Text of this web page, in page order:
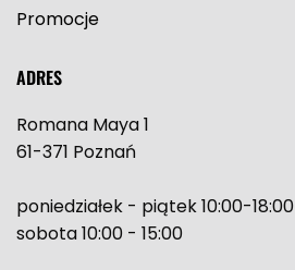
Promocje
ADRES
Romana Maya 1
61-371 Poznań
poniedziałek - piątek 10:00-18:00
sobota 10:00 - 15:00